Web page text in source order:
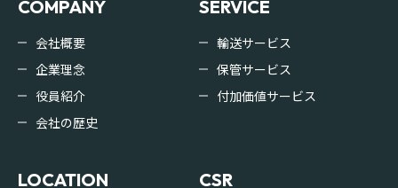
COMPANY
会社概要
企業理念
役員紹介
会社の歴史
SERVICE
輸送サービス
保管サービス
付加価値サービス
LOCATION CSR